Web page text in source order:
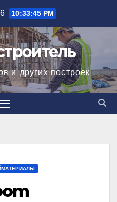
10:33:46 PM
и других построек